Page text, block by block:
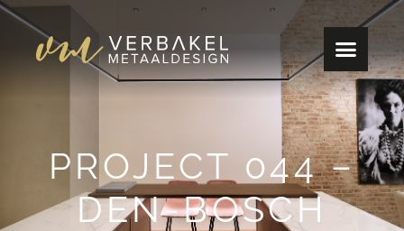
PROJECT 044 –
DEN-BOSCH